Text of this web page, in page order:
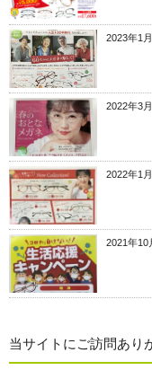
2023年1
2022年3
2022年1
2021年10
当サイトにご訪問あり